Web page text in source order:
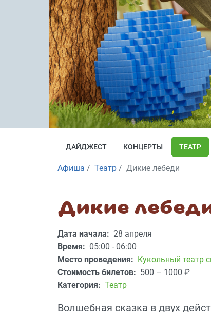
ДАЙДЖЕСТ КОНЦЕРТЫ ТЕАТР
Афиша Театр Дикие лебеди
Дикие
Дата начала: 28 апреля
Время: 05:00 - 06:00
Место проведения: Кукольный театр
Стоимость билетов: 500 – 1000 ₽
Категория: Театр
Волшебная сказка в двух